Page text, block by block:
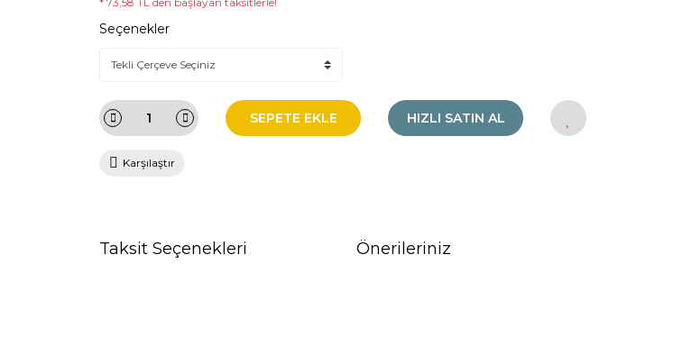
Seçenekler
SEPETE EKLE HIZLI SATIN AL
Karşılaştır
Taksit Seçenekleri Önerileriniz